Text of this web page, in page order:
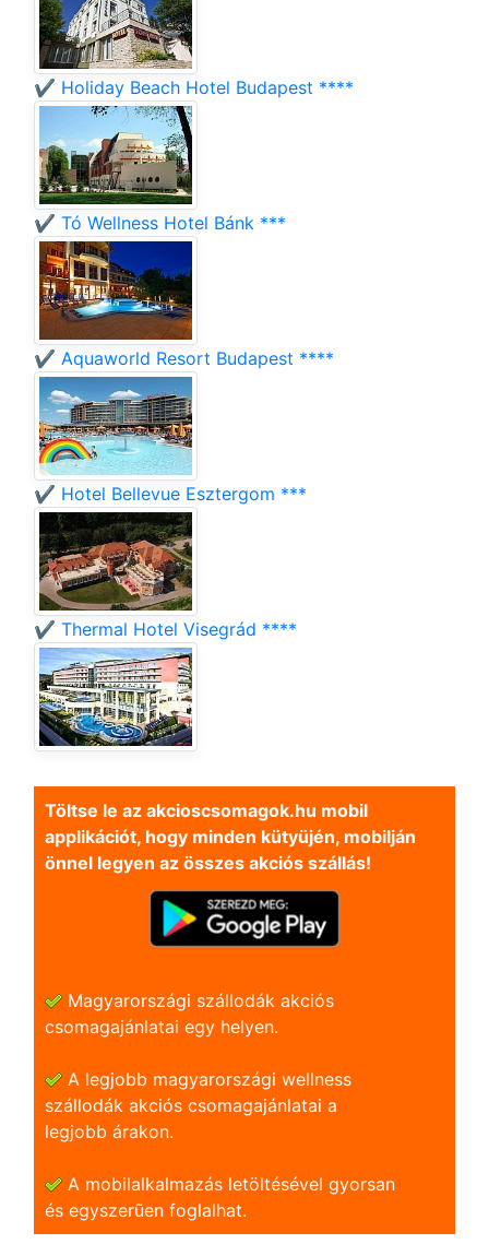
✔️ Holiday Beach Hotel Budapest ****
✔️ Tó Wellness Hotel Bánk ***
✔️ Aquaworld Resort Budapest ****
✔️ Hotel Bellevue Esztergom ***
✔️ Thermal Hotel Visegrád ****
Töltse le az akcioscsomagok.hu mobil
applikációt, hogy minden kütyüjén, mobilján
önnel legyen az összes akciós szállás!
Magyarországi szállodák akciós
csomagajánlatai egy helyen.
A legjobb magyarországi wellness
szállodák akciós csomagajánlatai a
legjobb árakon.
A mobilalkalmazás letöltésével gyorsan
és egyszerũen foglalhat.